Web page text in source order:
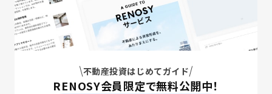
不動産投資はじめてガイド
RENOSY会員限定で無料公開中！